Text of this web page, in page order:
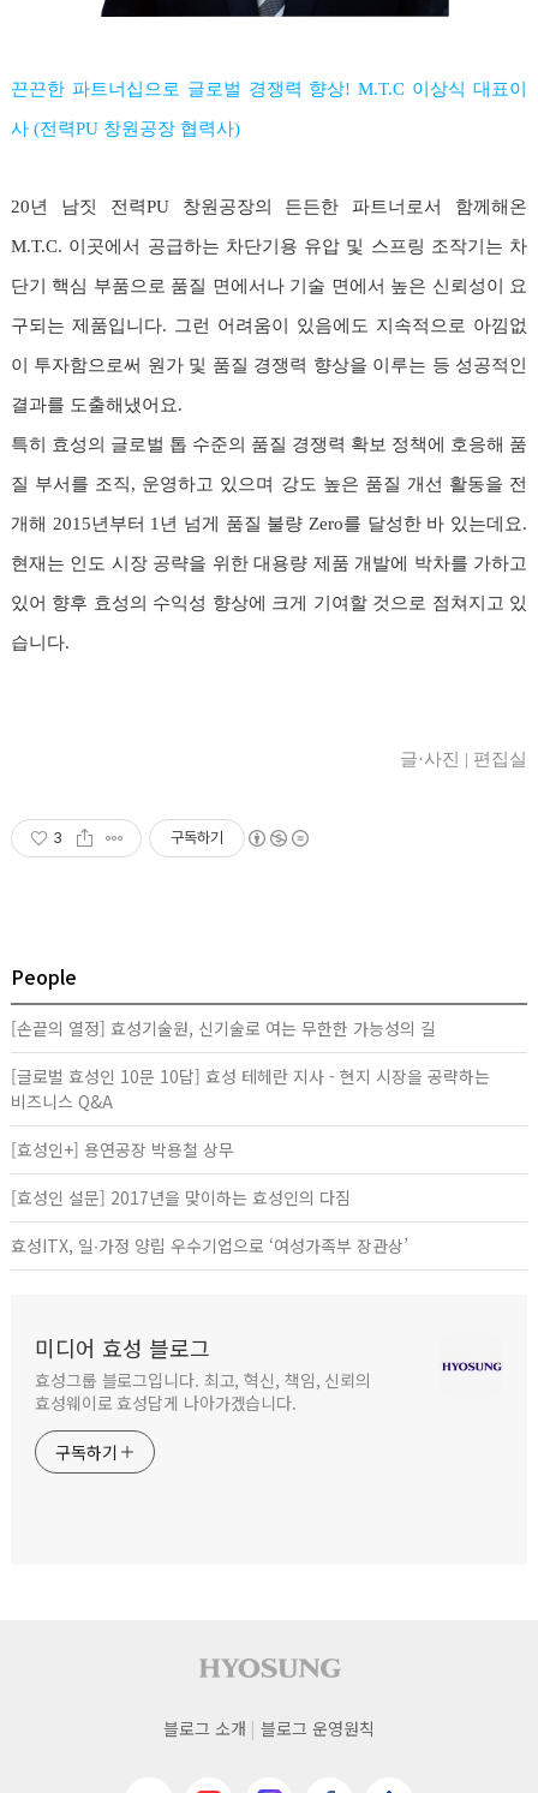
끈끈한 파트너십으로 글로벌 경쟁력 향상! M.T.C 이상식 대표이
사 (전력PU 창원공장 협력사)
20년 남짓 전력PU 창원공장의 든든한 파트너로서 함께해온
M.T.C. 이곳에서 공급하는 차단기용 유압 및 스프링 조작기는 차
단기 핵심 부품으로 품질 면에서나 기술 면에서 높은 신뢰성이 요
구되는 제품입니다. 그런 어려움이 있음에도 지속적으로 아낌없
이 투자함으로써 원가 및 품질 경쟁력 향상을 이루는 등 성공적인
결과를 도출해냈어요.
특히 효성의 글로벌 톱 수준의 품질 경쟁력 확보 정책에 호응해 품
질 부서를 조직, 운영하고 있으며 강도 높은 품질 개선 활동을 전
개해 2015년부터 1년 넘게 품질 불량 Zero를 달성한 바 있는데요.
현재는 인도 시장 공략을 위한 대용량 제품 개발에 박차를 가하고
있어 향후 효성의 수익성 향상에 크게 기여할 것으로 점쳐지고 있
습니다.
글·사진 | 편집실
3 구독하기
People
[손끝의 열정] 효성기술원, 신기술로 여는 무한한 가능성의 길
[글로벌 효성인 10문 10답] 효성 테헤란 지사 - 현지 시장을 공략하는
비즈니스 Q&A
[효성인+] 용연공장 박용철 상무
[효성인 설문] 2017년을 맞이하는 효성인의 다짐
효성ITX, 일∙가정 양립 우수기업으로 ‘여성가족부 장관상’
미디어 효성 블로그
효성그룹 블로그입니다. 최고, 혁신, 책임, 신뢰의
효성웨이로 효성답게 나아가겠습니다.
구독하기
사이트 푸터
푸터
블로그 소개 블로그 운영원칙